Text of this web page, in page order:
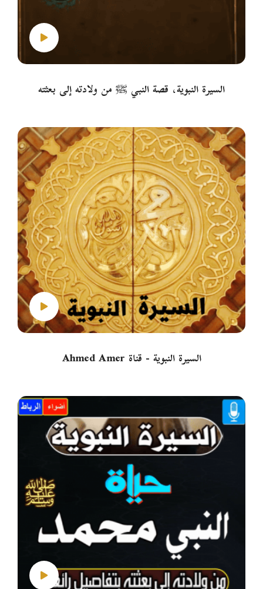
السيرة النبوية، قصة النبي ﷺ من ولادته إلى بعثته
السيرة النبوية - قناة Ahmed Amer